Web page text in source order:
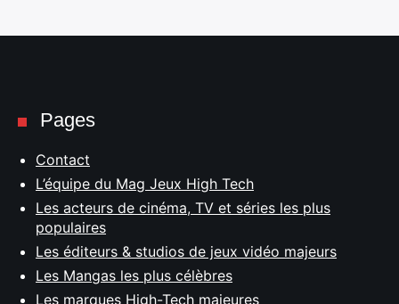
Pages
Contact
L’équipe du Mag Jeux High Tech
Les acteurs de cinéma, TV et séries les plus
populaires
Les éditeurs & studios de jeux vidéo majeurs
Les Mangas les plus célèbres
Les marques High-Tech majeures